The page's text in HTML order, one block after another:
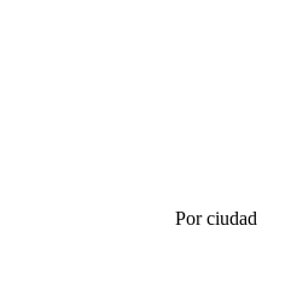
Por ciudad